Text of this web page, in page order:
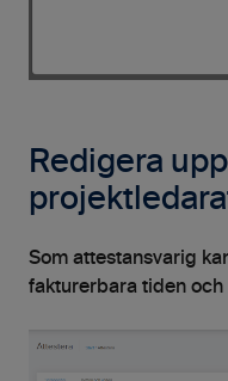
Redigera
Som attestansvarig
fakturerbara tiden